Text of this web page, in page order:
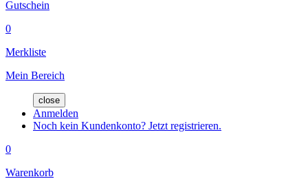
Gutschein
0
Merkliste
Mein Bereich
close
Anmelden
Noch kein Kundenkonto? Jetzt registrieren.
0
Warenkorb